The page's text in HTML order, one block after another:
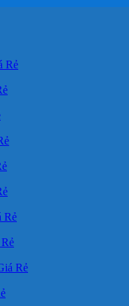
Rẻ
Rẻ
Rẻ